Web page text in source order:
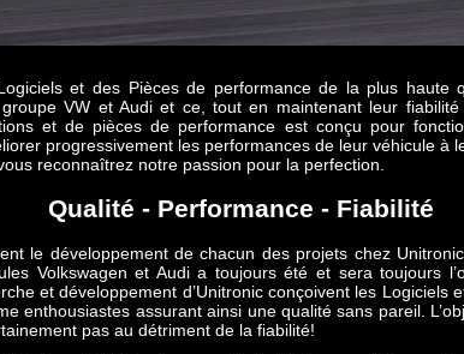
et des Pièces de performance de la plus haute
VW et Audi et ce, tout en maintenant leur fiabilité
et de pièces de performance est conçu pour
progressivement les performances de leur véhicule à
reconnaîtrez notre passion pour la perfection.
Qualité - Performance - Fiabilité
le développement de chacun des projets chez
Volkswagen et Audi a toujours été et sera toujours
et développement d’Unitronic conçoivent les Logiciels
enthousiastes assurant ainsi une qualité sans pareil.
pas au détriment de la fiabilité!